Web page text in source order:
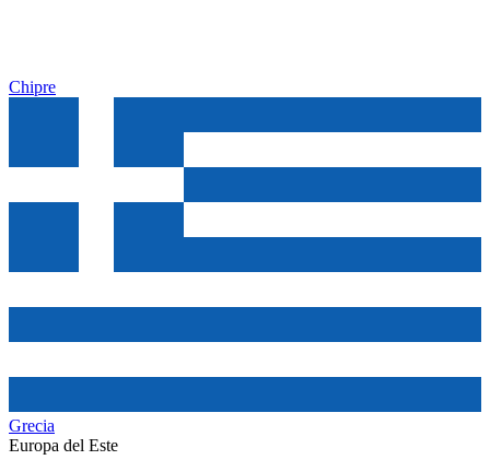
Chipre
Grecia
Europa del Este